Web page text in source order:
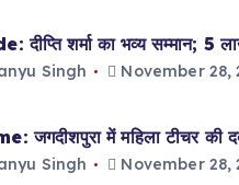
शर्मा का भव्य सम्मान; 5
Singh November 28,
जगदीशपुरा में महिला टीचर की
Singh November 28,